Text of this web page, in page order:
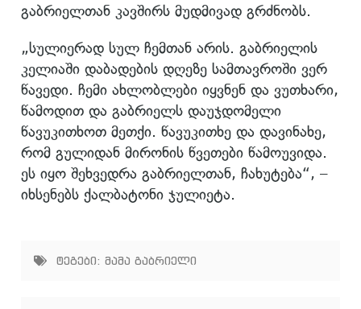
გაბრიელთან კავშირს მუდმივად გრძნობს.
„სულიერად სულ ჩემთან არის. გაბრიელის
კელიაში დაბადების დღეზე სამთავროში ვერ
წავედი. ჩემი ახლობლები იყვნენ და ვუთხარი,
წამოდით და გაბრიელს დაუჯდომელი
წავუკითხოთ მეთქი. წავუკითხე და დავინახე,
რომ გულიდან მირონის წვეთები წამოუვიდა.
ეს იყო შეხვედრა გაბრიელთან, ჩახუტება“, –
იხსენებს ქალბატონი ჯულიეტა.
ტეგები: მამა გაბრიელი